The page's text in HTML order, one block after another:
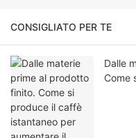
CONSIGLIATO PER TE
Dalle
Come